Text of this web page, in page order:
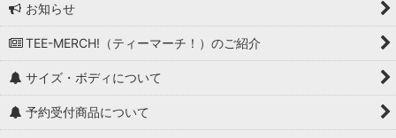
お知らせ
TEE-MERCH!（ティーマーチ！）のご紹介
サイズ・ボディについて
予約受付商品について